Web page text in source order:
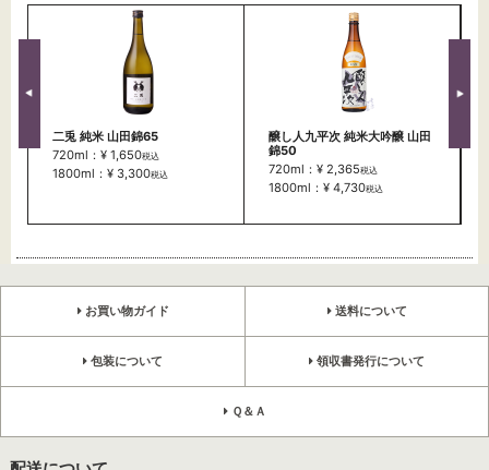
二兎 純米 山田錦65
720ml：¥ 1,650税込
1800ml：¥ 3,300税込
醸し人九平次 純米大吟醸 山田
錦50
720ml：¥ 2,365税込
1800ml：¥ 4,730税込
お買い物ガイド 送料について
包装について 領収書発行について
Ｑ＆Ａ